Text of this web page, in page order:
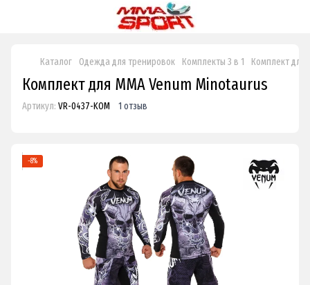
Каталог Одежда для тренировок Комплекты 3 в 1 Комплект для
Комплект для ММА Venum Minotaurus
Артикул: VR-0437-KOM 1 отзыв
−8%